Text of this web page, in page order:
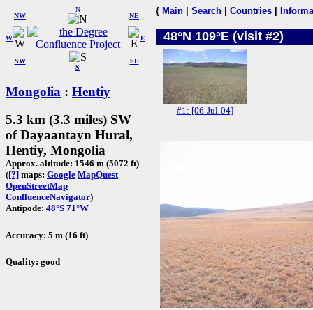
W
NW
N
NE
SW
S
SE
E
Mongolia : Hentiy
5.3 km (3.3 miles) SW
of Dayaantayn Hural,
Hentiy, Mongolia
Approx. altitude: 1546 m (5072 ft)
([?] maps: Google MapQuest
OpenStreetMap
ConfluenceNavigator)
Antipode: 48°S 71°W
Accuracy: 5 m (16 ft)
Quality: good
{ Main Search Countries
48°N 109°E (visit #2)
#1: [06-Jul-04]